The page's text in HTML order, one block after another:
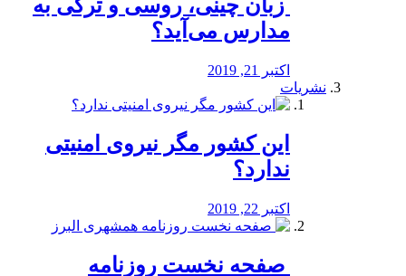
️ زبان چینی، روسی و ترکی به
مدارس می‌آید؟
اکتبر 21, 2019
نشریات
این کشور مگر نیروی امنیتی
ندارد؟
اکتبر 22, 2019
️ صفحه نخست روزنامه‌